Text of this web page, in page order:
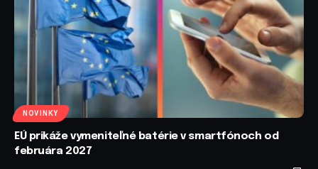
NOVINKY
EÚ prikáže vymeniteľné batérie v smartfónoch od
februára 2027